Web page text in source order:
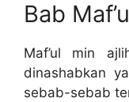
Bab
Maf’ul min
dinashabkan
sebab-sebab